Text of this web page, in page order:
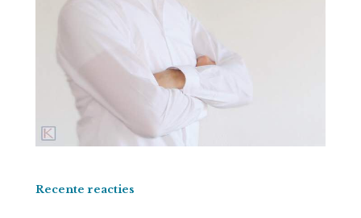
Recente reacties